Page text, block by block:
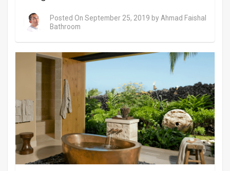
Posted On September 25, 2019 by Ahmad Faishal
Bathroom